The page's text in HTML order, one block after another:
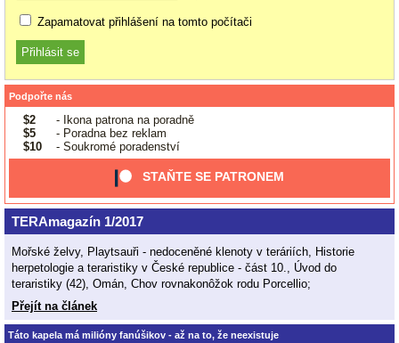
Zapamatovat přihlášení na tomto počítači
Podpořte nás
$2
- Ikona patrona na poradně
$5
- Poradna bez reklam
$10
- Soukromé poradenství
STAŇTE SE PATRONEM
TERAmagazín 1/2017
Mořské želvy, Playtsauři - nedoceněné klenoty v teráriích, Historie
herpetologie a teraristiky v České republice - část 10., Úvod do
teraristiky (42), Omán, Chov rovnakonôžok rodu Porcellio;
Přejít na článek
Táto kapela má milióny fanúšikov - až na to, že neexistuje